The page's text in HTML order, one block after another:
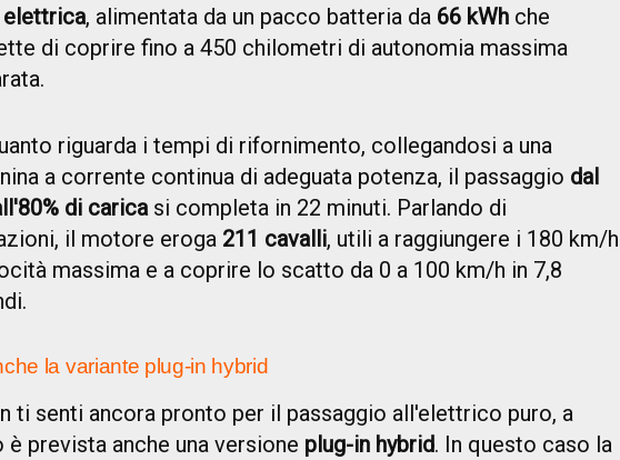
elettrica, alimentata da un pacco batteria da 66 kWh che
di coprire fino a 450 chilometri di autonomia massima
riguarda i tempi di rifornimento, collegandosi a una
a corrente continua di adeguata potenza, il passaggio dal
di carica si completa in 22 minuti. Parlando di
il motore eroga 211 cavalli, utili a raggiungere i 180 km/h
massima e a coprire lo scatto da 0 a 100 km/h in 7,8
la variante plug-in hybrid
ti senti ancora pronto per il passaggio all'elettrico puro, a
è prevista anche una versione plug-in hybrid. In questo caso la